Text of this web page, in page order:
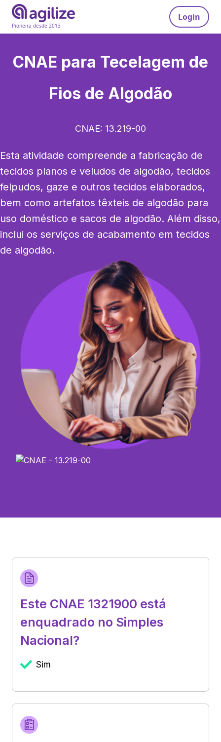
Pioneira desde 2013
Login
CNAE para Tecelagem de
Fios de Algodão
CNAE: 13.219-00
Esta atividade compreende a fabricação de
tecidos planos e veludos de algodão, tecidos
felpudos, gaze e outros tecidos elaborados,
bem como artefatos têxteis de algodão para
uso doméstico e sacos de algodão. Além disso,
inclui os serviços de acabamento em tecidos
de algodão.
Este CNAE 1321900 está
enquadrado no Simples
Nacional?
Sim